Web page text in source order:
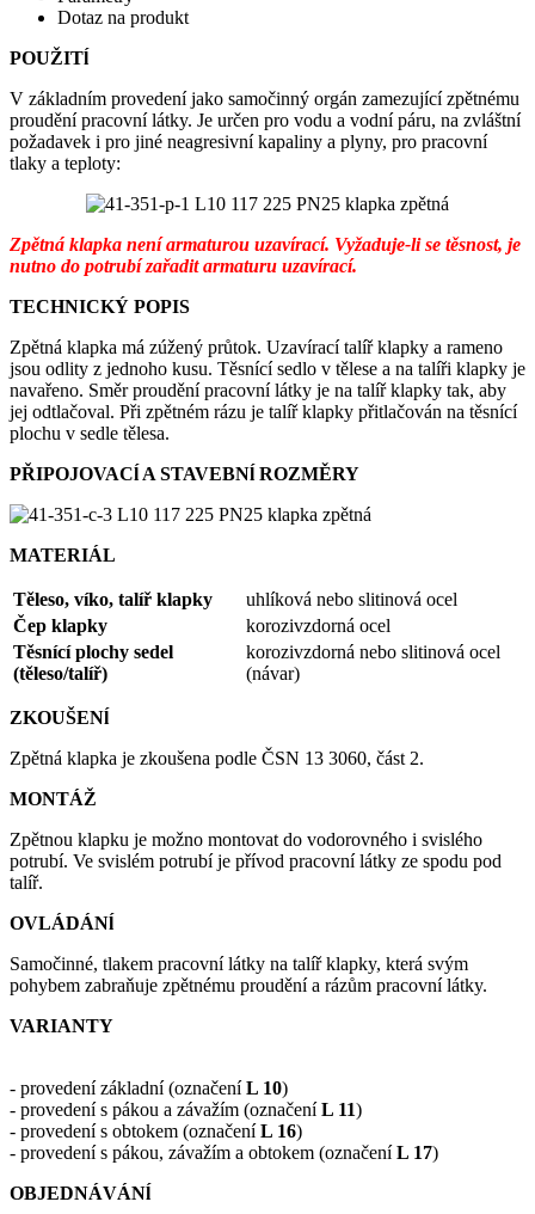
Dotaz na produkt
POUŽITĺ
V základním provedení jako samočinný orgán zamezující zpětnému
proudění pracovní látky. Je určen pro vodu a vodní páru, na zvláštní
požadavek i pro jiné neagresivní kapaliny a plyny, pro pracovní
tlaky a teploty:
Zpětná klapka není armaturou uzavírací. Vyžaduje-li se těsnost, je
nutno do potrubí zařadit armaturu uzavírací.
TECHNICKÝ POPIS
Zpětná klapka má zúžený průtok. Uzavírací talíř klapky a rameno
jsou odlity z jednoho kusu. Těsnící sedlo v tělese a na talíři klapky je
navařeno. Směr proudění pracovní látky je na talíř klapky tak, aby
jej odtlačoval. Při zpětném rázu je talíř klapky přitlačován na těsnící
plochu v sedle tělesa.
PŘIPOJOVACĺ A STAVEBNĺ ROZMĚRY
MATERIÁL
Těleso, víko, talíř klapky
uhlíková nebo slitinová ocel
Čep klapky
korozivzdorná ocel
Těsnící plochy sedel
(těleso/talíř)
korozivzdorná nebo slitinová ocel
(návar)
ZKOUŠENĺ
Zpětná klapka je zkoušena podle ČSN 13 3060, část 2.
MONTÁŽ
Zpětnou klapku je možno montovat do vodorovného i svislého
potrubí. Ve svislém potrubí je přívod pracovní látky ze spodu pod
talíř.
OVLÁDÁNĺ
Samočinné, tlakem pracovní látky na talíř klapky, která svým
pohybem zabraňuje zpětnému proudění a rázům pracovní látky.
VARIANTY
- provedení základní (označeníL 10)
- provedení s pákou a závažím (označeníL 11)
- provedení s obtokem (označeníL 16)
- provedení s pákou, závažím a obtokem (označeníL 17)
OBJEDNÁVÁNĺ